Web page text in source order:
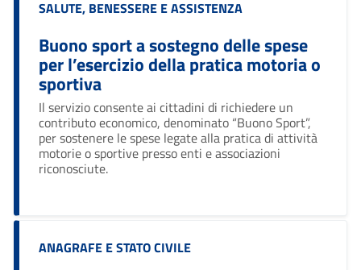
Categoria:
SALUTE, BENESSERE E ASSISTENZA
Buono sport a sostegno delle spese
per l’esercizio della pratica motoria o
sportiva
Il servizio consente ai cittadini di richiedere un
contributo economico, denominato “Buono Sport”,
per sostenere le spese legate alla pratica di attività
motorie o sportive presso enti e associazioni
riconosciute.
Categoria:
ANAGRAFE E STATO CIVILE